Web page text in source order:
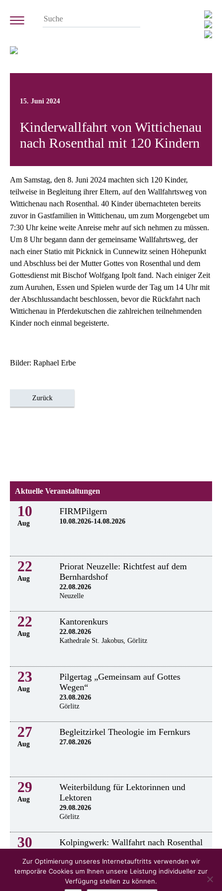
15. Juni 2024
Kinderwallfahrt von Wittichenau
nach Rosenthal mit 120 Kindern
Am Samstag, den 8. Juni 2024 machten sich 120 Kinder,
teilweise in Begleitung ihrer Eltern, auf den Wallfahrtsweg von
Wittichenau nach Rosenthal. 40 Kinder übernachteten bereits
zuvor in Gastfamilien in Wittichenau, um zum Morgengebet um
7:30 Uhr keine weite Anreise mehr auf sich nehmen zu müssen.
Um 8 Uhr begann dann der gemeinsame Wallfahrtsweg, der
nach einer Statio mit Picknick in Cunnewitz seinen Höhepunkt
und Abschluss bei der Mutter Gottes von Rosenthal und dem
Gottesdienst mit Bischof Wolfgang Ipolt fand. Nach einiger Zeit
zum Auruhen, Essen und Spielen wurde der Tag um 14 Uhr mit
der Abschlussandacht beschlossen, bevor die Rückfahrt nach
Wittichenau in Pferdekutschen die zahlreichen teilnehmenden
Kinder noch einmal begeisterte.
Bilder: Raphael Erbe
Zurück
Aktuelle Veranstaltungen
10
Aug
FIRMPilgern
10.08.2026-14.08.2026
22
Aug
Priorat Neuzelle: Richtfest auf dem
Bernhardshof
22.08.2026
Neuzelle
22
Aug
Kantorenkurs
22.08.2026
Kathedrale St. Jakobus, Görlitz
23
Aug
Pilgertag „Gemeinsam auf Gottes
Wegen“
23.08.2026
Görlitz
27
Aug
Begleitzirkel Theologie im Fernkurs
27.08.2026
29
Aug
Weiterbildung für Lektorinnen und
Lektoren
29.08.2026
Görlitz
30 Kolpingwerk: Wallfahrt nach Rosenthal
Zur Optimierung unseres Internetauftritts verwenden wir
temporäre Cookies um Ihnen unsere Leistung individueller zur
Verfügung stellen zu können.